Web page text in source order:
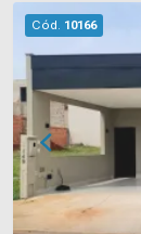
garagem, sendo
Localizado
Lurdes
Rod.
escolas e represa.
equipe da
WhatsApp
Cód. 10166